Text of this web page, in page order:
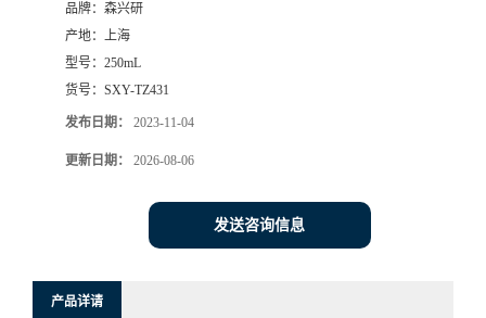
品牌： 森兴研
产地： 上海
型号： 250mL
货号： SXY-TZ431
发布日期： 2023-11-04
更新日期： 2026-08-06
发送咨询信息
产品详请